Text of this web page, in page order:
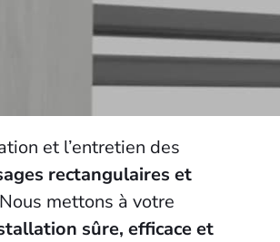
et l’entretien des
rectangulaires et
mettons à votre
sûre, efficace et